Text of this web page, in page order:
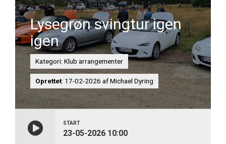
Lysegrøn svingtur igen
igen
Kategori: Klub arrangementer
Oprettet: 17-02-2026 af Michael Dyring
START
23-05-2026 10:00